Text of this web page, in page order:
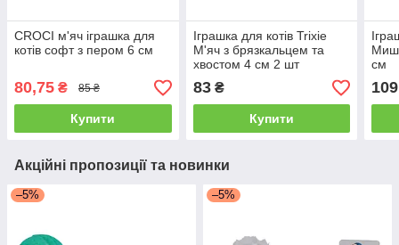
CROCI м'яч іграшка для
котів софт з пером 6 см
80,75 ₴ 85 ₴
Купити
Іграшка для котів Trixie
М'яч з брязкальцем та
хвостом 4 см 2 шт
(пластик)
83₴
Купити
см
109
Акційні пропозиції та новинки
–5% –5%